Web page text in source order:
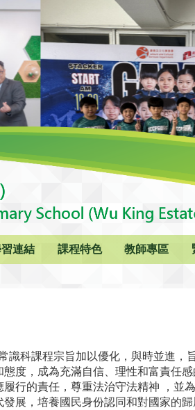
連結 課程特色 教師專區
科課程宗旨加以優化，與時並進，
度，成為充滿自信、理性和富責任感
行的責任，尊重法治守法精神 ，並
展，培養國民身份認同和對國家的